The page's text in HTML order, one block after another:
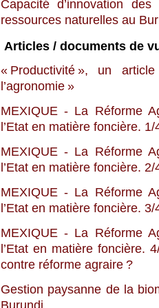
Capacité d’innovation
ressources naturelles au
Articles / documents de
« Productivité », un
l’agronomie »
MEXIQUE - La Réforme
l’Etat en matière foncière.
MEXIQUE - La Réforme
l’Etat en matière foncière.
MEXIQUE - La Réforme
l’Etat en matière foncière.
MEXIQUE - La Réforme
l’Etat en matière foncière.
contre réforme agraire ?
Gestion paysanne de la
Burundi